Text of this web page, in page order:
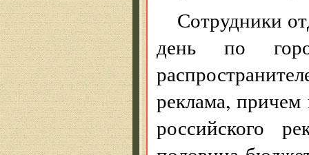
Сотрудники
день по
реклама,
российского